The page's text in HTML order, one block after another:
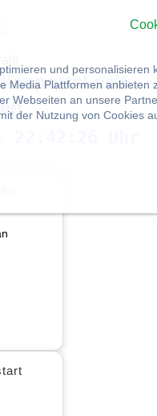
und
Media Plattformen
Webseiten an unsere
der Nutzung von Cookies
seit